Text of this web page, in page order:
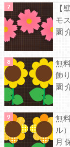
【
モ
園
無
飾
園
無
ル
月